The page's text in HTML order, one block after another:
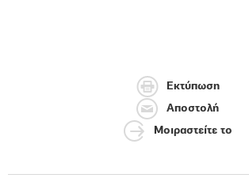
Εκτύπωση
Αποστολή
Μοιραστείτε το